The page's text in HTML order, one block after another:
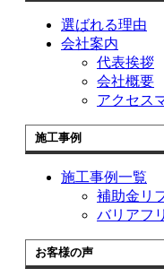
選ばれる理由
会社案内
代表挨拶
会社概要
アクセス
施工事例
施工事例一覧
補助金リ
バリアフ
お客様の声